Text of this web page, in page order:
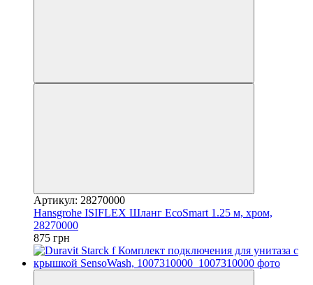
Артикул: 28270000
Hansgrohe ISIFLEX Шланг EcoSmart 1.25 м, хром,
28270000
875 грн